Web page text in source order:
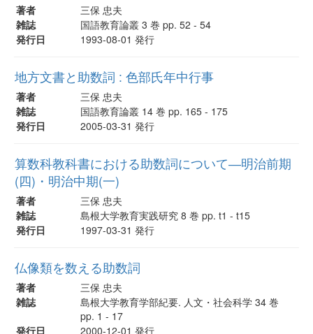
著者
三保 忠夫
雑誌
国語教育論叢 3 巻 pp. 52 - 54
発行日
1993-08-01 発行
地方文書と助数詞 : 色部氏年中行事
著者
三保 忠夫
雑誌
国語教育論叢 14 巻 pp. 165 - 175
発行日
2005-03-31 発行
算数科教科書における助数詞について―明治前期
(四)・明治中期(一)
著者
三保 忠夫
雑誌
島根大学教育実践研究 8 巻 pp. t1 - t15
発行日
1997-03-31 発行
仏像類を数える助数詞
著者
三保 忠夫
雑誌
島根大学教育学部紀要. 人文・社会科学 34 巻
pp. 1 - 17
発行日
2000-12-01 発行